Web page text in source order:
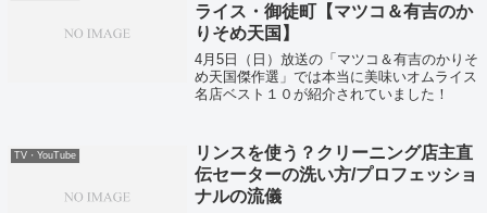
ライス・御徒町【マツコ＆有吉のか
りそめ天国】
4月5日（日）放送の「マツコ＆有吉のかりそ
め天国傑作選」では本当に美味いオムライス
名店ベスト１０が紹介されていました！
TV・YouTube
リンスを使う？クリーニング店主直
伝セーターの洗い方/プロフェッショ
ナルの流儀